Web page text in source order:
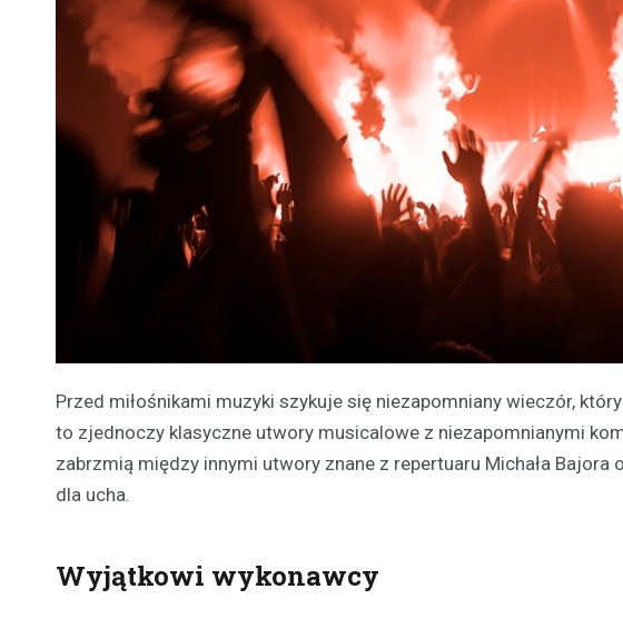
Przed miłośnikami muzyki szykuje się niezapomniany wieczór,
to zjednoczy klasyczne utwory musicalowe z niezapomnianymi
zabrzmią między innymi utwory znane z repertuaru Michała
dla ucha.
Wyjątkowi wykonawcy